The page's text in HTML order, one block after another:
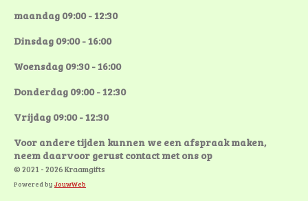
maandag 09:00 - 12:30
Dinsdag 09:00 - 16:00
Woensdag 09:30 - 16:00
Donderdag 09:00 - 12:30
Vrijdag 09:00 - 12:30
Voor andere tijden kunnen we een afspraak maken,
neem daarvoor gerust contact met ons op
© 2021 - 2026 Kraamgifts
Powered by JouwWeb